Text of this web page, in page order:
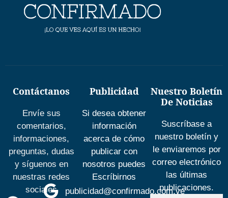
Contáctanos
Envíe sus
comentarios,
informaciones,
preguntas, dudas
y síguenos en
nuestras redes
sociales
Publicidad
Si desea obtener
información
acerca de cómo
publicar con
nosotros puedes
Escríbirnos
publicidad@confirmado.com.ve
Nuestro Boletín
De Noticias
Suscríbase a
nuestro boletín y
le enviaremos por
correo electrónico
las últimas
publicaciones.